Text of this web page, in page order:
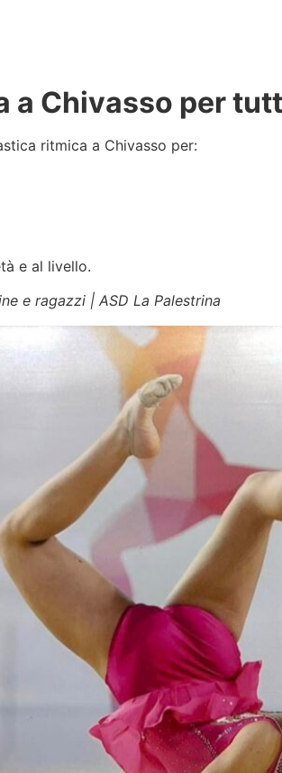
a Chivasso per
ritmica a Chivasso per:
e al livello.
e ragazzi | ASD La Palestrina